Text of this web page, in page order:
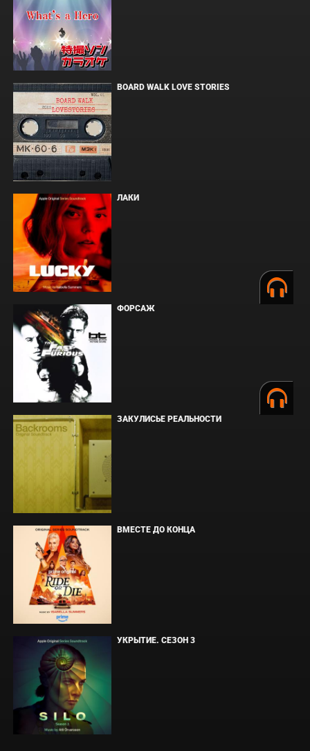
BOARD WALK LOVE STORIES
ЛАКИ
ФОРСАЖ
ЗАКУЛИСЬЕ РЕАЛЬНОСТИ
ВМЕСТЕ ДО КОНЦА
УКРЫТИЕ. СЕЗОН 3